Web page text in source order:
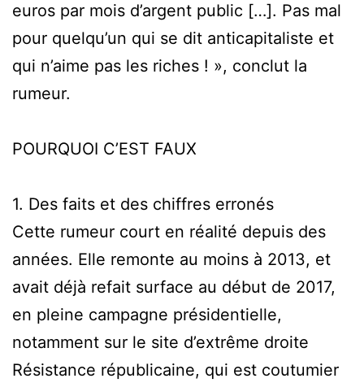
euros par mois d’argent public […]. Pas mal
pour quelqu’un qui se dit anticapitaliste et
qui n’aime pas les riches ! », conclut la
rumeur.
POURQUOI C’EST FAUX
1. Des faits et des chiffres erronés
Cette rumeur court en réalité depuis des
années. Elle remonte au moins à 2013, et
avait déjà refait surface au début de 2017,
en pleine campagne présidentielle,
notamment sur le site d’extrême droite
Résistance républicaine, qui est coutumier